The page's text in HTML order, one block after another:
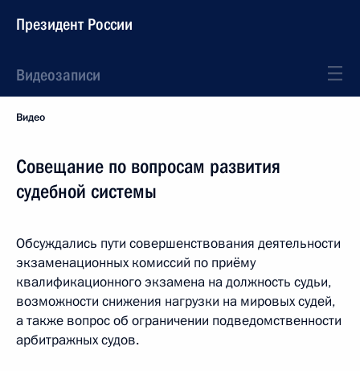
Президент России
Видеозаписи
Видео
Совещание по вопросам развития
судебной системы
Обсуждались пути совершенствования деятельности
экзаменационных комиссий по приёму
квалификационного экзамена на должность судьи,
возможности снижения нагрузки на мировых судей,
а также вопрос об ограничении подведомственности
арбитражных судов.